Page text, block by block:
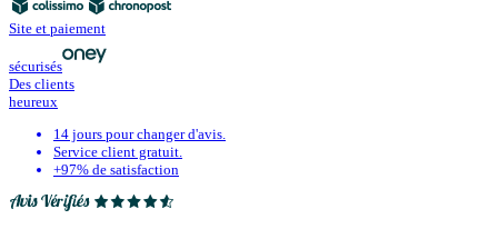
Site et paiement
sécurisés
Des clients
heureux
14 jours pour changer d'avis.
Service client gratuit.
+97% de satisfaction